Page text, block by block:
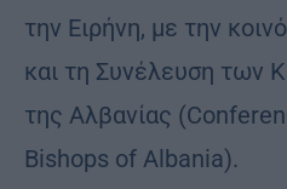
την Ειρήνη, με την
και τη Συνέλευση των
της Αλβανίας
Bishops of Albania).